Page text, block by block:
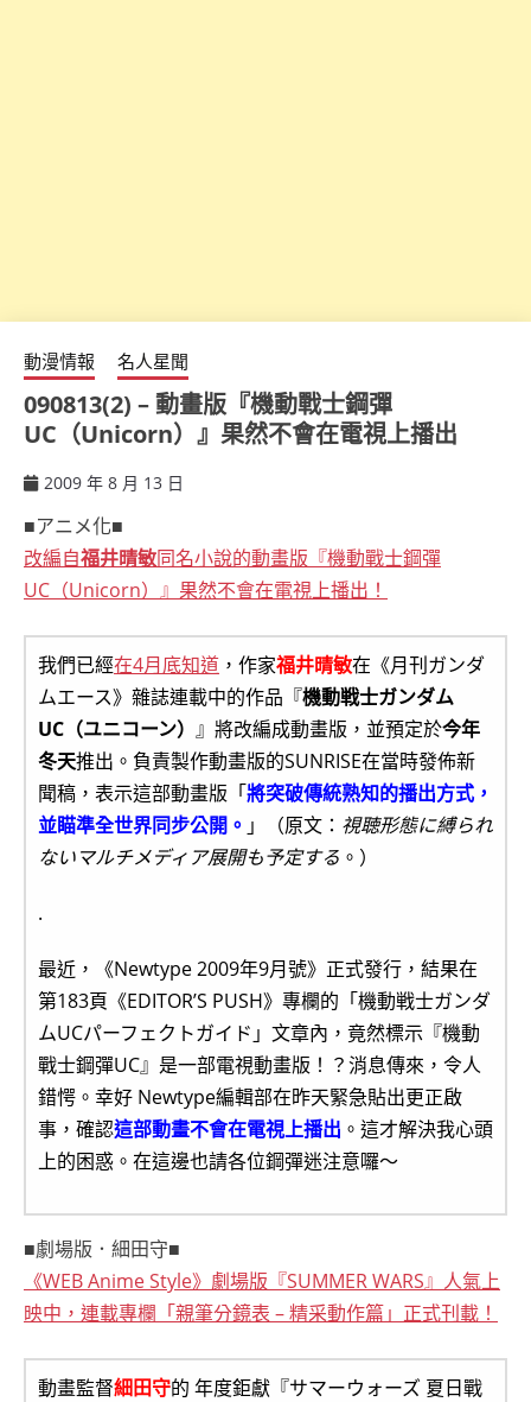
動漫情報 名人星聞
090813(2) – 動畫版『機動戰士鋼彈
UC（Unicorn）』果然不會在電視上播出
2009 年 8 月 13 日
■アニメ化■
改編自福井晴敏同名小說的動畫版『機動戰士鋼彈
UC（Unicorn）』果然不會在電視上播出！
我們已經在4月底知道 ，作家福井晴敏在《月刊ガンダ
ムエース》雜誌連載中的作品『機動戦士ガンダム
UC（ユニコーン） 』將改編成動畫版，並預定於今年
冬天推出。負責製作動畫版的SUNRISE在當時發佈新
聞稿，表示這部動畫版「將突破傳統熟知的播出方式，
並瞄準全世界同步公開。 」（原文： 視聴形態に縛られ
ないマルチメディア展開も予定する 。）
.
最近，《Newtype 2009年9月號》正式發行，結果在
第183頁《EDITOR’S PUSH》專欄的「機動戦士ガンダ
ムUCパーフェクトガイド」文章內，竟然標示『機動
戰士鋼彈UC』是一部電視動畫版！？消息傳來，令人
錯愕。幸好 Newtype編輯部在昨天緊急貼出更正啟
事，確認這部動畫不會在電視上播出 。這才解決我心頭
上的困惑。在這邊也請各位鋼彈迷注意囉～
■劇場版．細田守■
《WEB Anime Style》劇場版『SUMMER WARS』人氣上
映中，連載專欄「親筆分鏡表 – 精采動作篇」正式刊載！
動畫監督細田守的 年度鉅獻『サマーウォーズ 夏日戰